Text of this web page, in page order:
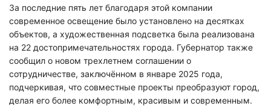
За последние пять лет благодаря этой компании
современное освещение было установлено на десятках
объектов, а художественная подсветка была реализована
на 22 достопримечательностях города. Губернатор также
сообщил о новом трехлетнем соглашении о
сотрудничестве, заключённом в январе 2025 года,
подчеркивая, что совместные проекты преобразуют город,
делая его более комфортным, красивым и современным.